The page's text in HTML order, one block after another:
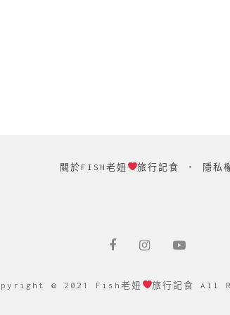
關於FISH老妞 旅行記食 ‧ 隱私
© 2021 Fish老妞 旅行記食 All